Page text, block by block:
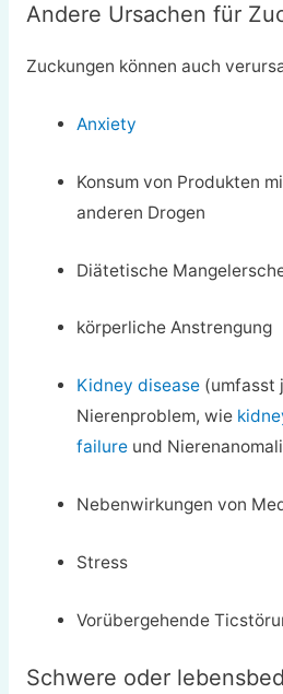
Andere Ursachen für
Zuckungen können auch
Anxiety
Konsum von Produkten
anderen Drogen
Diätetische
körperliche Anstrengung
Kidney disease (umfasst
Nierenproblem, wie
failure und
Nebenwirkungen von
Stress
Vorübergehende
Schwere oder